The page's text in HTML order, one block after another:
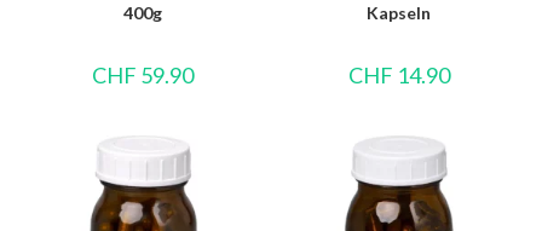
400g
CHF 59.90
Kapseln
CHF 14.90